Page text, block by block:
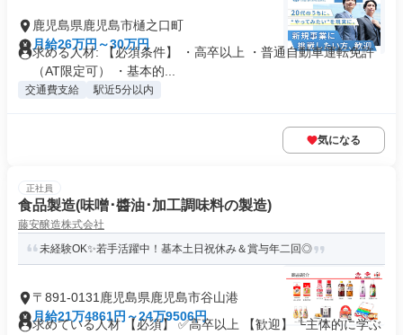
鹿児島県鹿児島市樋之口町
月給26万円～30万円
求める人材: 【必須条件】 ・高卒以上 ・普通自動車運転免許
（AT限定可） ・基本的...
交通費支給 駅近5分以内
気になる
正社員
食品製造(味噌･醬油･加工調味料の製造)
藤安醸造株式会社
未経験OK✨若手活躍中！基本土日祝休み＆賞与年二回◎
〒891-0131鹿児島県鹿児島市谷山港
月給21万4861円～24万9506円
求めている人材 【必須】 ✅高卒以上 【歓迎】 └主体的に学ぶ